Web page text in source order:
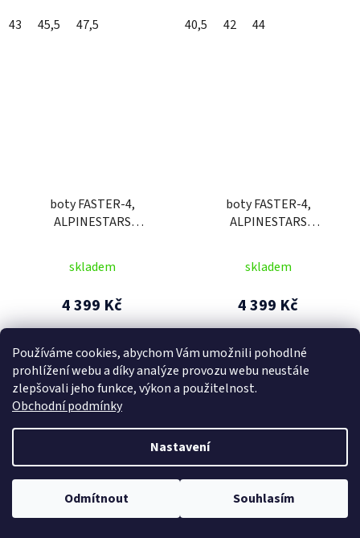
Používáme cookies, abychom Vám umožnili pohodlné
prohlížení webu a díky analýze provozu webu neustále
zlepšovali jeho funkce, výkon a použitelnost.
Obchodní podmínky
Nastavení
Odmítnout Souhlasím
43 45,5 47,5 40,5 42 44
boty FASTER-4,
ALPINESTARS
skladem
4 399 Kč
DETAIL
boty FASTER-4,
ALPINESTARS
skladem
4 399 Kč
DETAIL